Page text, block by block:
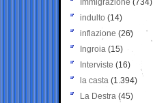
Immigrazione (734)
indulto (14)
inflazione (26)
Ingroia (15)
Interviste (16)
la casta (1.394)
La Destra (45)